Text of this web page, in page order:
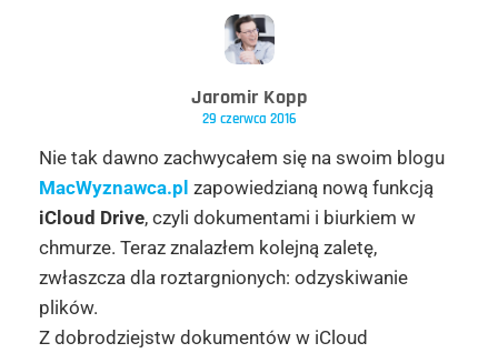
Jaromir Kopp
29 czerwca 2016
Nie tak dawno zachwycałem się na swoim blogu
MacWyznawca.pl zapowiedzianą nową funkcją
iCloud Drive, czyli dokumentami i biurkiem w
chmurze. Teraz znalazłem kolejną zaletę,
zwłaszcza dla roztargnionych: odzyskiwanie
plików.
Z dobrodziejstw dokumentów w iCloud